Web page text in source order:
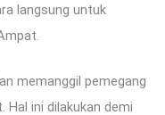
langsung untuk
memanggil pemegang
Hal ini dilakukan demi